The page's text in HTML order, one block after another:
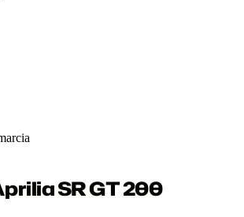
SR GT 200